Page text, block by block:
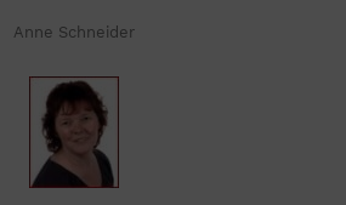
Anne Schneider